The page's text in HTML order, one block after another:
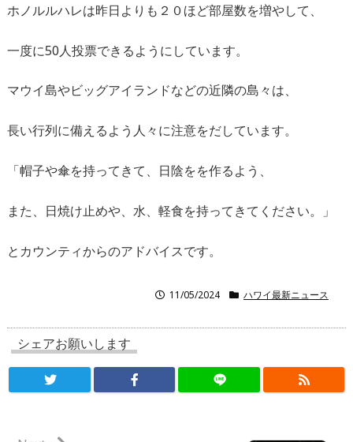
ホノルルハレは昨日よりも２０ほど部屋数を増やして、
一度に50人投票できるようにしています。
マウイ島やビッグアイランドなどの近隣の島々は、
長い行列に備えるよう人々に注意をだしています。
「帽子や傘を持ってきて、日陰をを作るよう、
また、日焼け止めや、水、軽食を持ってきてください。」
とカウンティからのアドバイスです。
11/05/2024 ハワイ最新ニュース
シェアお願いします